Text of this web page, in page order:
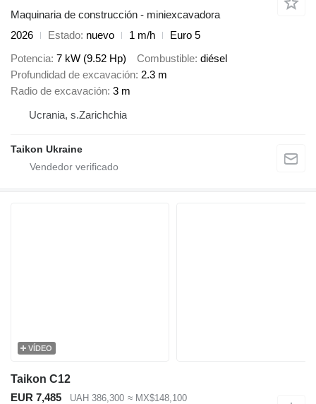
Maquinaria de construcción - miniexcavadora
2026
Estado nuevo 1 m/h
Euro 5
Potencia 7 kW (9.52 Hp) Combustible diésel
Profundidad de excavación 2.3 m
Radio de excavación 3 m
Ucrania, s.Zarichchia
Taikon Ukraine
VÍDEO
Taikon C12
EUR 7,485
UAH 386,300 ≈ MX$148,100